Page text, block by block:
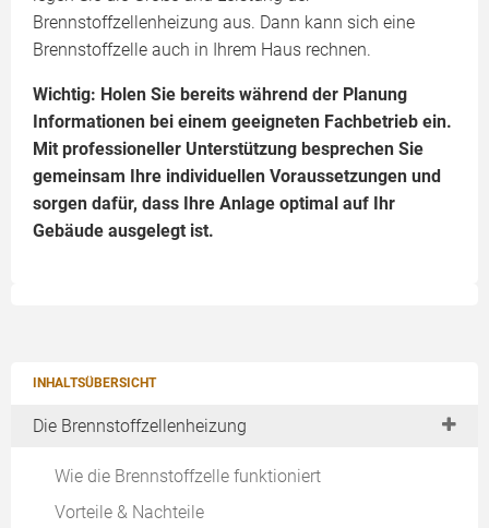
INHALTSÜBERSICHT
Die Brennstoffzellenheizung
Wie die Brennstoffzelle funktioniert
Vorteile & Nachteile
Brennstoffzellenheizung aus. Dann kann sich eine
Brennstoffzelle auch in Ihrem Haus rechnen.
Wichtig: Holen Sie bereits während der Planung
Informationen bei einem geeigneten Fachbetrieb ein.
Mit professioneller Unterstützung besprechen Sie
gemeinsam Ihre individuellen Voraussetzungen und
sorgen dafür, dass Ihre Anlage optimal auf Ihr
Gebäude ausgelegt ist.